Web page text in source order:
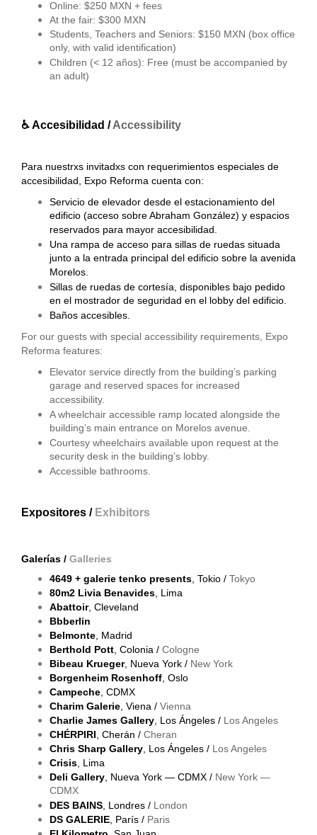
Online: $250 MXN + fees
At the fair: $300 MXN
Students, Teachers and Seniors: $150 MXN (box office
only, with valid identification)
Children (< 12 años): Free (must be accompanied by
an adult)
♿ Accesibilidad /Accessibility
Para nuestrxs invitadxs con requerimientos especiales de
accesibilidad, Expo Reforma cuenta con:
Servicio de elevador desde el estacionamiento del
edificio (acceso sobre Abraham González) y espacios
reservados para mayor accesibilidad.
Una rampa de acceso para sillas de ruedas situada
junto a la entrada principal del edificio sobre la avenida
Morelos.
Sillas de ruedas de cortesía, disponibles bajo pedido
en el mostrador de seguridad en el lobby del edificio.
Baños accesibles.
For our guests with special accessibility requirements, Expo
Reforma features:
Elevator service directly from the building’s parking
garage and reserved spaces for increased
accessibility.
A wheelchair accessible ramp located alongside the
building’s main entrance on Morelos avenue.
Courtesy wheelchairs available upon request at the
security desk in the building’s lobby.
Accessible bathrooms.
Expositores / Exhibitors
Galerías / Galleries
4649 + galerie tenko presents, Tokio / Tokyo
80m2 Livia Benavides, Lima
Abattoir, Cleveland
Bbberlin
Belmonte, Madrid
Berthold Pott, Colonia / Cologne
Bibeau Krueger, Nueva York / New York
Borgenheim Rosenhoff, Oslo
Campeche, CDMX
Charim Galerie, Viena / Vienna
Charlie James Gallery, Los Ángeles / Los Angeles
CHÉRPIRI, Cherán / Cheran
Chris Sharp Gallery, Los Ángeles / Los Angeles
Crisis, Lima
Deli Gallery, Nueva York — CDMX / New York —
CDMX
DES BAINS, Londres / London
DS GALERIE, París / Paris